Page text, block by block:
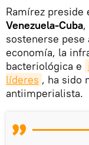
Ramírez preside
Venezuela-Cuba,
sostenerse
economía, la
bacteriológica e
líderes , ha sido
antiimperialista.